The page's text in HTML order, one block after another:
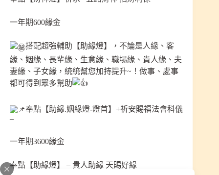
一年期600緣金
搭配超強輔助【助緣燈】，不論是人緣、客
緣、姻緣、長輩緣、生意緣、職場緣、貴人緣、夫
妻緣、子女緣，統統幫您加持提升~！做事、處事
都可得到眾多幫助
奉點【助緣.姻緣燈-燈首】+祈安賜福法會科儀
–
一年期3600緣金
奉點【助緣燈】 – 貴人助緣 天賜好緣